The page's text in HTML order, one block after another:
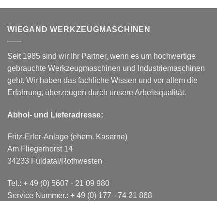
WIEGAND WERKZEUGMASCHINEN
Seit 1985 sind wir Ihr Partner, wenn es um hochwertige
gebrauchte Werkzeugmaschinen und Industriemaschinen
geht. Wir haben das fachliche Wissen und vor allem die
Erfahrung, überzeugen durch unsere Arbeitsqualität.
Abhol- und Lieferadresse:
Fritz-Erler-Anlage (ehem. Kaserne)
Am Fliegerhorst 14
34233 Fuldatal/Rothwesten
Tel.: + 49 (0) 5607 - 21 09 980
Service Nummer.: + 49 (0) 177 - 74 21 868